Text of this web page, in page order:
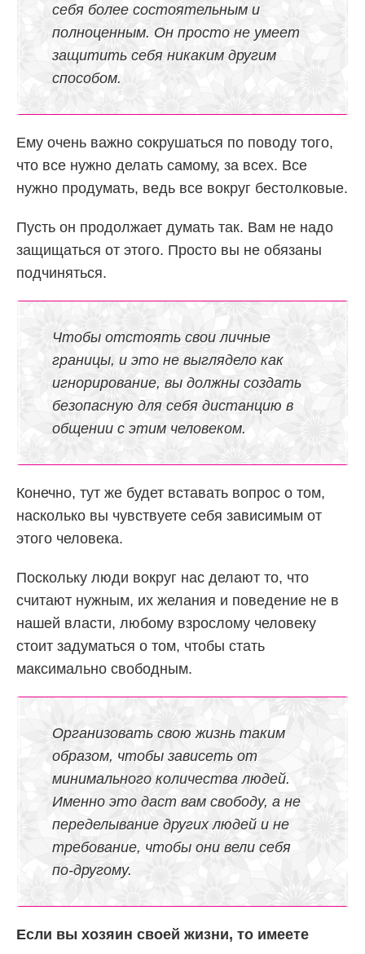
себя более состоятельным и
полноценным. Он просто не умеет
защитить себя никаким другим
способом.
Ему очень важно сокрушаться по поводу того,
что все нужно делать самому, за всех. Все
нужно продумать, ведь все вокруг бестолковые.
Пусть он продолжает думать так. Вам не надо
защищаться от этого. Просто вы не обязаны
подчиняться.
Чтобы отстоять свои личные
границы, и это не выглядело как
игнорирование, вы должны создать
безопасную для себя дистанцию в
общении с этим человеком.
Конечно, тут же будет вставать вопрос о том,
насколько вы чувствуете себя зависимым от
этого человека.
Поскольку люди вокруг нас делают то, что
считают нужным, их желания и поведение не в
нашей власти, любому взрослому человеку
стоит задуматься о том, чтобы стать
максимально свободным.
Организовать свою жизнь таким
образом, чтобы зависеть от
минимального количества людей.
Именно это даст вам свободу, а не
переделывание других людей и не
требование, чтобы они вели себя
по-другому.
Если вы хозяин своей жизни, то имеете